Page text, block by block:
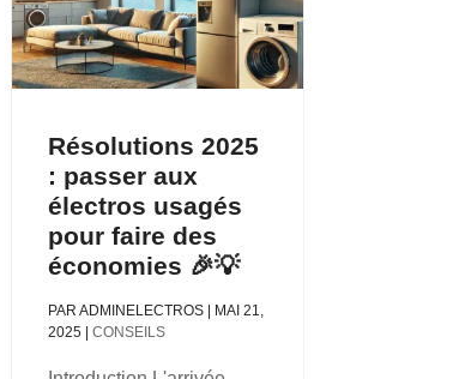
Résolutions 2025
: passer aux
électros usagés
pour faire des
économies 🎉💡
PAR ADMINELECTROS| MAI 21,
2025| CONSEILS